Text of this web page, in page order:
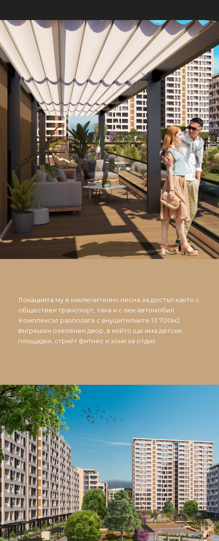
Локацията му е изключително лесна за достъп както с
обществен транспорт, така и с лек автомобил.
Комплексът разполага с внушителните 13 700м2
вътрешен озеленен двор, в който ще има детски
площадки, стрийт фитнес и зони за отдих.